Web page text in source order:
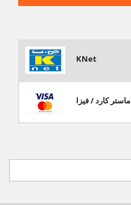
KNet
ماستر كارد / فيزا